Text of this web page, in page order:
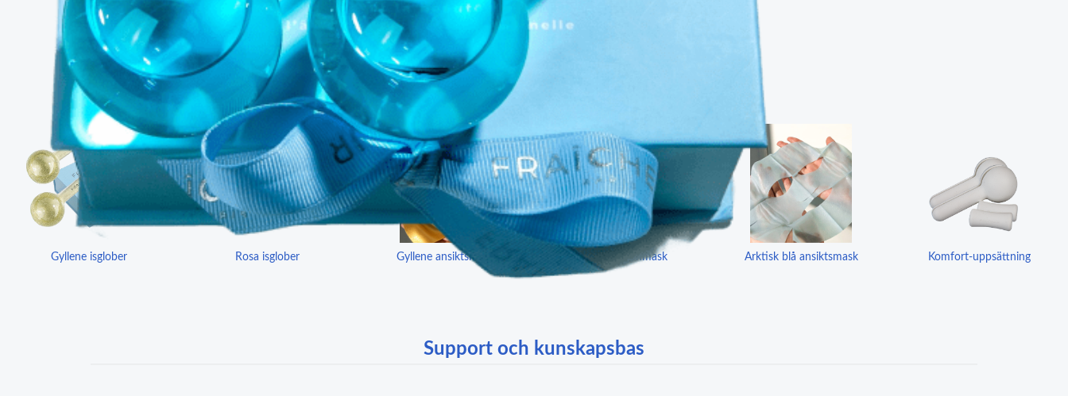
Se vad annat vi har i butiken
Spara Upp Till 70%
Gyllene isglober Rosa isglober Gyllene ansiktsmask Gyllene ögonmask Arktisk blå ansiktsmask Komfort-uppsättning
Support och kunskapsbas